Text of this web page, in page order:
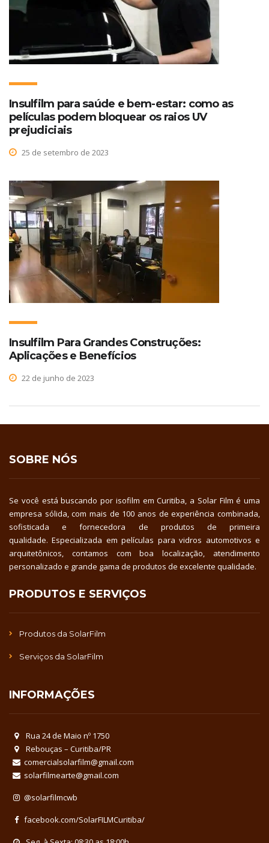
Insulfilm para saúde e bem-estar: como as
películas podem bloquear os raios UV
prejudiciais
25 de setembro de 2023
Insulfilm Para Grandes Construções:
Aplicações e Benefícios
22 de junho de 2023
SOBRE NÓS
Se você está buscando por isofilm em Curitiba, a Solar Film é uma
empresa sólida, com mais de 100 anos de experiência combinada,
sofisticada e fornecedora de produtos de primeira
qualidade. Especializada em películas para vidros automotivos e
arquitetônicos, contamos com boa localização, atendimento
personalizado e grande gama de produtos de excelente qualidade.
PRODUTOS E SERVIÇOS
Produtos da SolarFilm
Serviços da SolarFilm
INFORMAÇÕES
Rua 24 de Maio nº 1750
Rebouças – Curitiba/PR
comercialsolarfilm@gmail.com
solarfilmearte@gmail.com
@solarfilmcwb
facebook.com/SolarFILMCuritiba/